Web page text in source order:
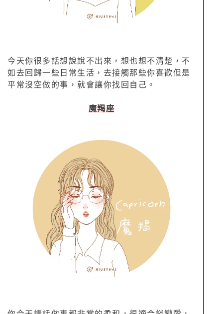
今天你很多話想說說不出來，想也想不清楚，不
如去回歸一些日常生活，去接觸那些你喜歡但是
平常沒空做的事，就會讓你找回自己。
魔羯座